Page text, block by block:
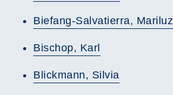
Biefang-Salvatierra, Mariluz
Bischop, Karl
Blickmann, Silvia